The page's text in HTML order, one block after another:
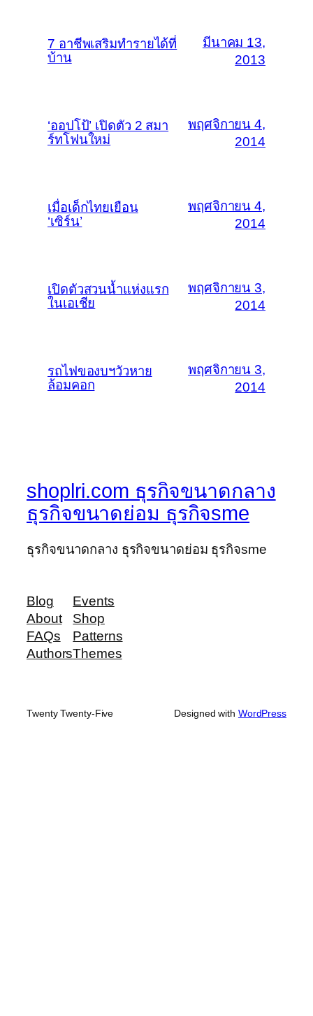
7 อาชีพเสริมทำรายได้ที่
บ้าน
มีนาคม 13,
2013
‘ออปโป้’ เปิดตัว 2 สมา
ร์ทโฟนใหม่
พฤศจิกายน 4,
2014
เมื่อเด็กไทยเยือน
‘เซิร์น’
พฤศจิกายน 4,
2014
เปิดตัวสวนน้ำแห่งแรก
ในเอเชีย
พฤศจิกายน 3,
2014
รถไฟของบฯวัวหาย
ล้อมคอก
พฤศจิกายน 3,
2014
shoplri.com ธุรกิจขนาดกลาง
ธุรกิจขนาดย่อม ธุรกิจsme
ธุรกิจขนาดกลาง ธุรกิจขนาดย่อม ธุรกิจsme
Blog
About
FAQs
Authors
Events
Shop
Patterns
Themes
Twenty Twenty-Five Designed with WordPress